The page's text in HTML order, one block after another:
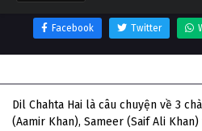
Facebook Twitter
Dil Chahta Hai là câu chuyện về 3
(Aamir Khan), Sameer (Saif Ali